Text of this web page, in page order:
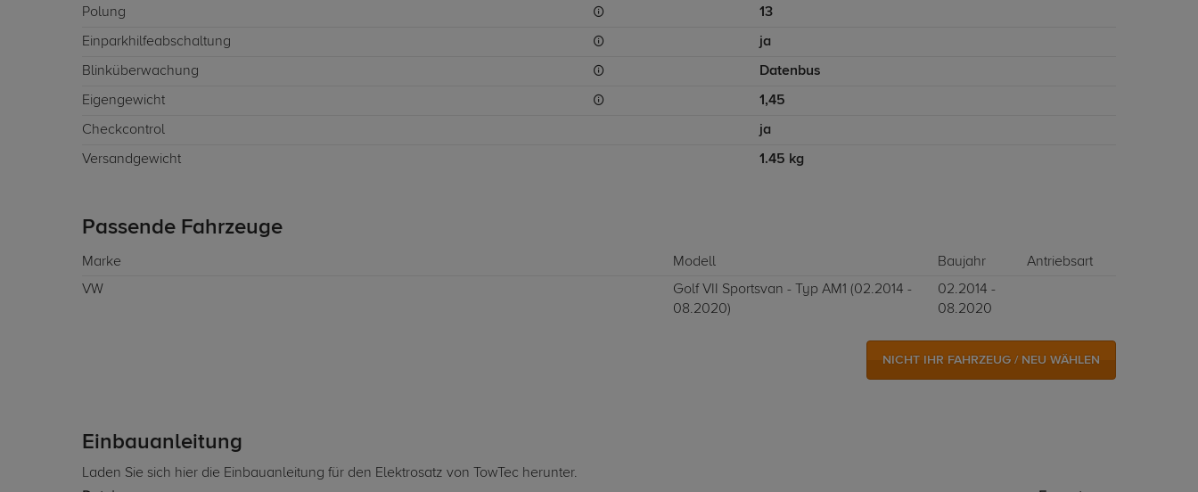
Polung 13
Einparkhilfeabschaltung ja
Blinküberwachung Datenbus
Eigengewicht 1,45
Checkcontrol ja
Versandgewicht 1.45 kg
Passende Fahrzeuge
Marke Modell Baujahr
Antriebsart
VW
Golf VII Sportsvan - Typ AM1 (02.2014 -
08.2020)
02.2014 -
08.2020
NICHT IHR FAHRZEUG / NEU WÄHLEN
Einbauanleitung
Laden Sie sich hier die Einbauanleitung für den Elektrosatz von TowTec herunter.